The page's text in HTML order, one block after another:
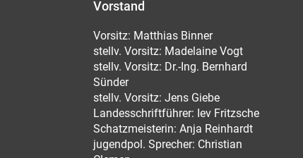
Vorstand
Vorsitz: Matthias Binner
stellv. Vorsitz: Madelaine Vogt
stellv. Vorsitz: Dr.-Ing. Bernhard
Sünder
stellv. Vorsitz: Jens Giebe
Landesschriftführer: Iev Fritzsche
Schatzmeisterin: Anja Reinhardt
jugendpol. Sprecher: Christian